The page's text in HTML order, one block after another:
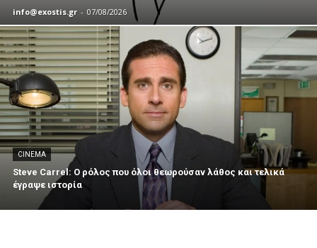
info@exostis.gr - 07/08/2026
CINEMA
Steve Carrel: Ο ρόλος που όλοι θεωρούσαν λάθος και τελικά
έγραψε ιστορία